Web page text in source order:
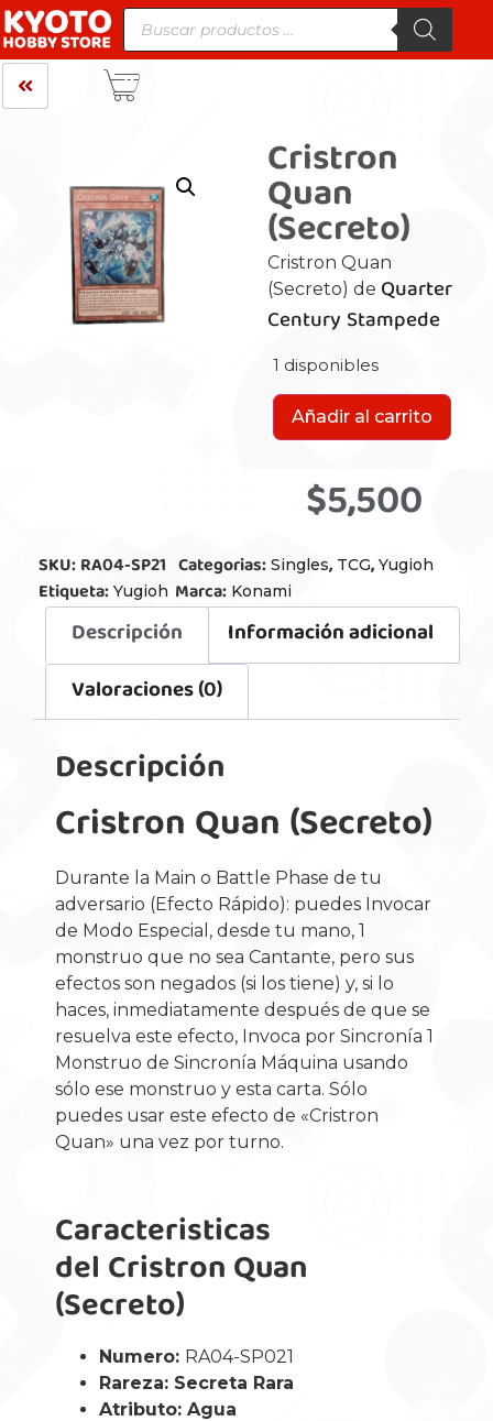
Cristron
Quan
(Secreto)
Cristron Quan
(Secreto) de Quarter
Century Stampede
1 disponibles
Añadir al carrito
$5,500
SKU:RA04-SP21 Categorias: Singles, TCG, Yugioh
Etiqueta: Yugioh Marca: Konami
Descripción
Información adicional
Valoraciones (0)
Descripción
Cristron Quan (Secreto)
Durante la Main o Battle Phase de tu
adversario (Efecto Rápido): puedes Invocar
de Modo Especial, desde tu mano, 1
monstruo que no sea Cantante, pero sus
efectos son negados (si los tiene) y, si lo
haces, inmediatamente después de que se
resuelva este efecto, Invoca por Sincronía 1
Monstruo de Sincronía Máquina usando
sólo ese monstruo y esta carta. Sólo
puedes usar este efecto de «Cristron
Quan» una vez por turno.
Caracteristicas
del Cristron Quan
(Secreto)
Numero: RA04-SP021
Rareza: Secreta Rara
Atributo: Agua